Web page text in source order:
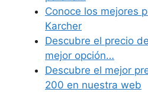
Conoce los mejores
Karcher
Descubre el precio
mejor opción…
Descubre el mejor
200 en nuestra web